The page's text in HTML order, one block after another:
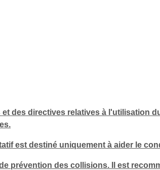
des directives relatives à l'utilisation
est destiné uniquement à aider le
prévention des collisions. Il est